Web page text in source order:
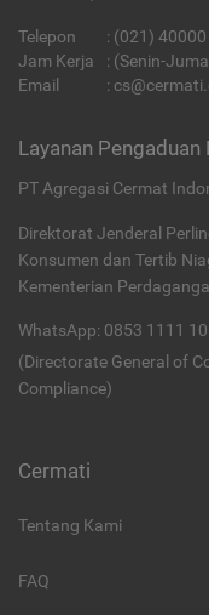
Telepon : (021) 40000
Jam Kerja
: (Senin-
Email
:
Layanan Pengaduan
PT Agregasi Cermat
Direktorat Jenderal
Konsumen dan Tertib
Kementerian
WhatsApp: 0853 1111
(Directorate General of
Compliance)
Cermati
Tentang Kami
FAQ